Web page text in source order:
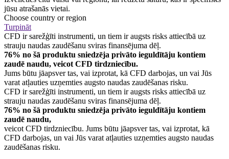
jūsu atrašanās vietai.
Choose country or region
Turpināt
CFD ir sarežģīti instrumenti, un tiem ir augsts risks attiecībā uz
strauju naudas zaudēšanu sviras finansējuma dēļ.
76% no šā produktu sniedzēja privāto ieguldītāju kontiem
zaudē naudu, veicot CFD tirdzniecību.
Jums būtu jāapsver tas, vai izprotat, kā CFD darbojas, un vai Jūs
varat atļauties uzņemties augsto naudas zaudēšanas risku.
CFD ir sarežģīti instrumenti, un tiem ir augsts risks attiecībā uz
strauju naudas zaudēšanu sviras finansējuma dēļ.
76% no šā produktu sniedzēja privāto ieguldītāju kontiem
zaudē naudu,
veicot CFD tirdzniecību. Jums būtu jāapsver tas, vai izprotat, kā
CFD darbojas, un vai Jūs varat atļauties uzņemties augsto naudas
zaudēšanas risku.